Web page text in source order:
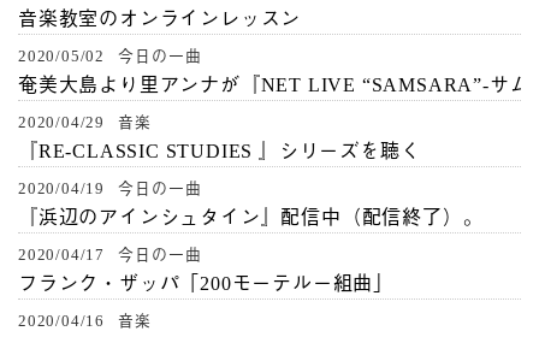
音楽教室のオンラインレッスン
2020/05/02 今日の一曲
奄美大島より里アンナが『NET LIVE “SAMSARA”-サ
2020/04/29 音楽
『RE-CLASSIC STUDIES 』シリーズを聴く
2020/04/19 今日の一曲
『浜辺のアインシュタイン』配信中（配信終了）。
2020/04/17 今日の一曲
フランク・ザッパ「200モーテルー組曲」
2020/04/16 音楽